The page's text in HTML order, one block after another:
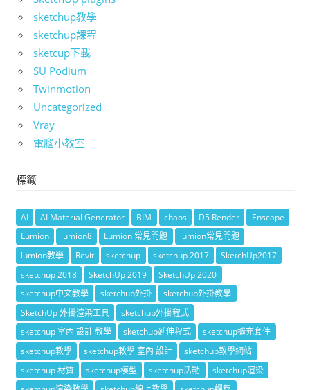
sketchup教學
sketchup課程
sketcup下載
SU Podium
Twinmotion
Uncategorized
Vray
電腦小教室
標籤
AI AI Material Generator BIM chaos D5 Render
Enscape
Lumion
lumion8 Lumion 常見問題
lumion常見問題
lumion教學
Revit sketchup sketchup 2017
SketchUp2017
sketchup 2018
SketchUp 2019
SketchUp 2020
sketchup中文教學
sketchup外掛
sketchup外掛教學
SketchUp 外掛渲染工具
sketchup外掛程式
sketchup 室內 設計 教學
sketchup延伸程式
sketchup擴充套件
sketchup教學
sketchup教學 室內 設計
sketchup教學網站
sketchup 材質
sketchup模型 sketchup活動
sketchup渲染